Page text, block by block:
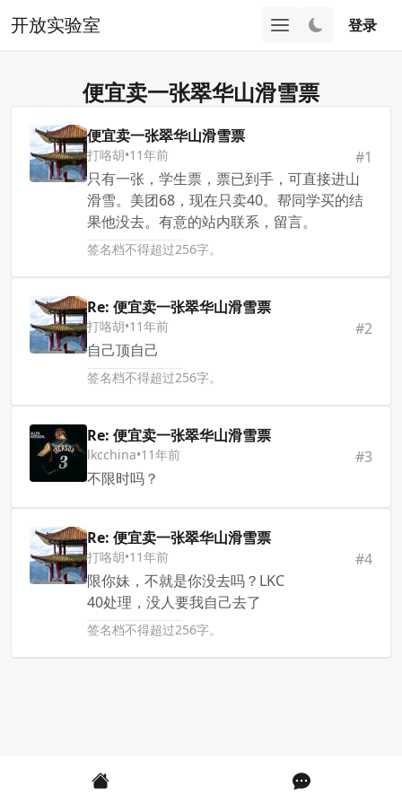
开放实验室 登录
便宜卖一张翠华山滑雪票
便宜卖一张翠华山滑雪票
打咯胡•11年前 #1
只有一张，学生票，票已到手，可直接进山
滑雪。美团68，现在只卖40。帮同学买的结
果他没去。有意的站内联系，留言。
签名档不得超过256字。
Re: 便宜卖一张翠华山滑雪票
打咯胡•11年前 #2
自己顶自己
签名档不得超过256字。
Re: 便宜卖一张翠华山滑雪票
lkcchina•11年前 #3
不限时吗？
Re: 便宜卖一张翠华山滑雪票
打咯胡•11年前 #4
限你妹，不就是你没去吗？LKC
40处理，没人要我自己去了
签名档不得超过256字。